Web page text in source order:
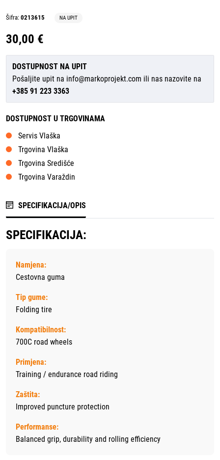
Šifra: 0213615 NA UPIT
30,00 €
DOSTUPNOST NA UPIT
Pošaljite upit na info@markoprojekt.com ili nas nazovite na
+385 91 223 3363
DOSTUPNOST U TRGOVINAMA
Servis Vlaška
Trgovina Vlaška
Trgovina Središće
Trgovina Varaždin
SPECIFIKACIJA/OPIS
SPECIFIKACIJA:
Namjena:
Cestovna guma
Tip gume:
Folding tire
Kompatibilnost:
700C road wheels
Primjena:
Training / endurance road riding
Zaštita:
Improved puncture protection
Performanse:
Balanced grip, durability and rolling efficiency